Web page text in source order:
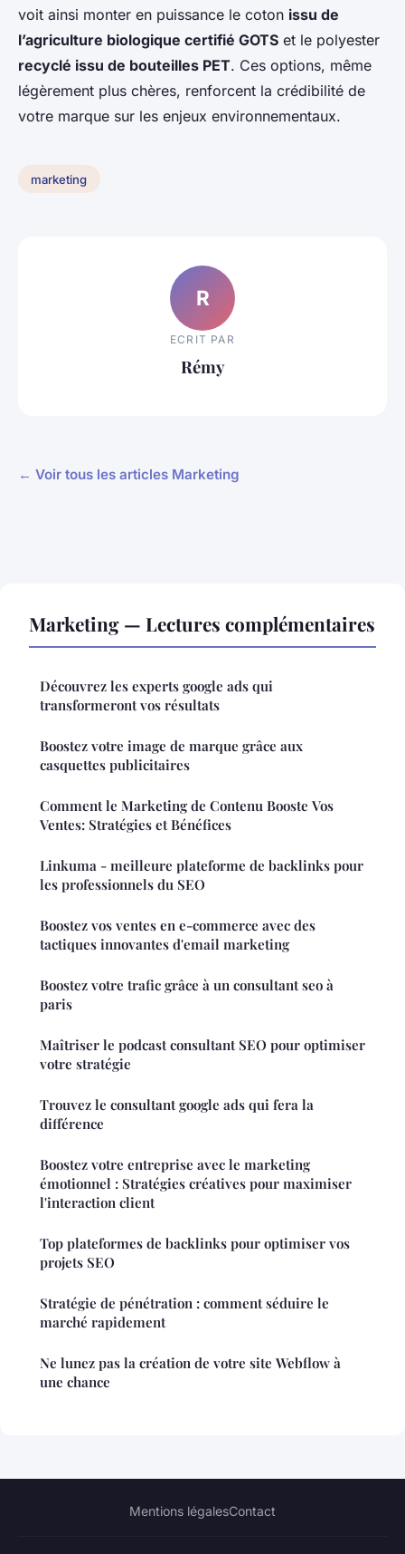
voit ainsi monter en puissance le coton issu de
l’agriculture biologique certifié GOTS et le polyester
recyclé issu de bouteilles PET. Ces options, même
légèrement plus chères, renforcent la crédibilité de
votre marque sur les enjeux environnementaux.
marketing
R
ECRIT PAR
Rémy
← Voir tous les articles Marketing
Marketing — Lectures complémentaires
Découvrez les experts google ads qui
transformeront vos résultats
Boostez votre image de marque grâce aux
casquettes publicitaires
Comment le Marketing de Contenu Booste Vos
Ventes: Stratégies et Bénéfices
Linkuma - meilleure plateforme de backlinks pour
les professionnels du SEO
Boostez vos ventes en e-commerce avec des
tactiques innovantes d'email marketing
Boostez votre trafic grâce à un consultant seo à
paris
Maîtriser le podcast consultant SEO pour optimiser
votre stratégie
Trouvez le consultant google ads qui fera la
différence
Boostez votre entreprise avec le marketing
émotionnel : Stratégies créatives pour maximiser
l'interaction client
Top plateformes de backlinks pour optimiser vos
projets SEO
Stratégie de pénétration : comment séduire le
marché rapidement
Ne lunez pas la création de votre site Webflow à
une chance
Mentions légalesContact